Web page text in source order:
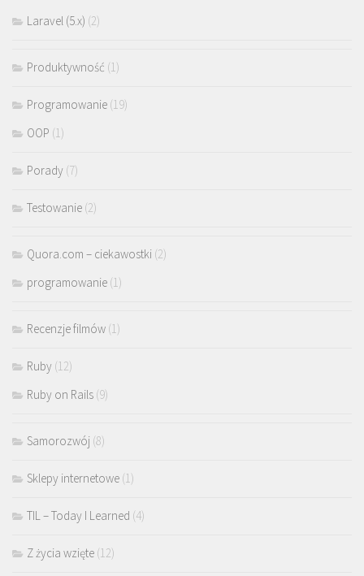
Laravel (5.x) (2)
Produktywność (1)
Programowanie (19)
OOP (1)
Porady (7)
Testowanie (2)
Quora.com – ciekawostki (2)
programowanie (1)
Recenzje filmów (1)
Ruby (12)
Ruby on Rails (9)
Samorozwój (8)
Sklepy internetowe (1)
TIL – Today I Learned (4)
Z życia wzięte (12)